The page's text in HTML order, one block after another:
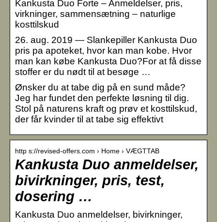
Kankusta Duo Forte – Anmeldelser, pris,
virkninger, sammensætning – naturlige
kosttilskud
26. aug. 2019 — Slankepiller Kankusta Duo
pris pa apoteket, hvor kan man kobe. Hvor
man kan købe Kankusta Duo?For at få disse
stoffer er du nødt til at besøge …
Ønsker du at tabe dig på en sund måde?
Jeg har fundet den perfekte løsning til dig.
Stol på naturens kraft og prøv et kosttilskud,
der får kvinder til at tabe sig effektivt
http s://revised-offers.com › Home › VÆGTTAB
Kankusta Duo anmeldelser,
bivirkninger, pris, test,
dosering …
Kankusta Duo anmeldelser, bivirkninger,